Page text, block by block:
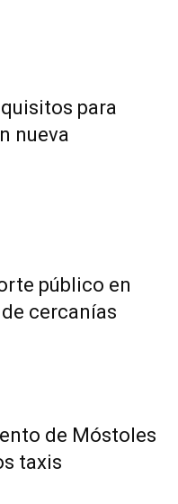
para
nueva
público en
cercanías
de Móstoles
taxis